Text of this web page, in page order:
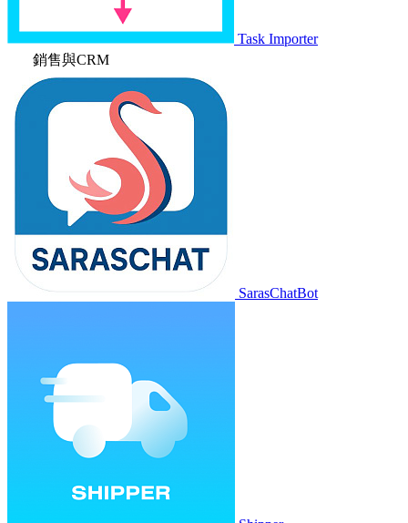
Task Importer
銷售與CRM
SarasChatBot